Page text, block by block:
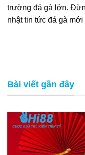
trường đá gà lớn.
nhật tin tức đá gà mới
Bài viết gần đây